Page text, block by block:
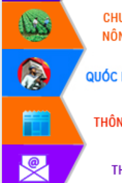
Đắk Lắk ký kết thỏa thuận hợp tác về
chuyển đổi số giai đoạn 2026 – 2030
với Tập đoàn Bưu chính Viễn thông
Việt Nam
Thứ trưởng Bộ Y tế làm việc với tỉnh
Đắk Lắk về phát triển nhân lực y tế
cho trạm y tế cấp xã
Du lịch Đắk Lắk nâng tầm trải nghiệm
du khách thông qua Hệ thống cơ sở dữ
liệu và Bản đồ số
Tập huấn ứng dụng trí tuệ nhân tạo (AI)
trong thương mại điện tử năm 2026
Đoàn đại biểu Quốc hội tỉnh Đắk Lắk
trao đổi thông tin trước Kỳ họp thứ
nhất, Quốc hội khóa XVI
Quyết liệt cải cách hành chính, khơi
thông nguồn lực phát triển